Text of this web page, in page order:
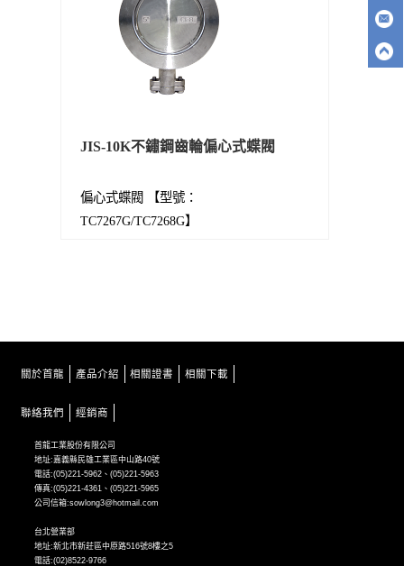
JIS-10K不鏽鋼齒輪偏心式蝶閥
偏心式蝶閥 【型號：
TC7267G/TC7268G】
關於首龍 產品介紹 相關證書 相關下載
聯絡我們 經銷商
首龍工業股份有限公司
地址:嘉義縣民雄工業區中山路40號
電話:(05)221-5962、(05)221-5963
傳真:(05)221-4361、(05)221-5965
公司信箱:sowlong3@hotmail.com
台北營業部
地址:新北市新莊區中原路516號8樓之5
電話:(02)8522-9766